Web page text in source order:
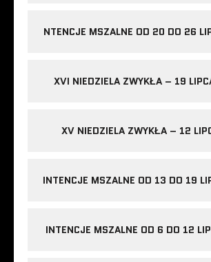
NTENCJE MSZALNE OD 20 DO 26
XVI NIEDZIELA ZWYKŁA – 19
XV NIEDZIELA ZWYKŁA – 12
INTENCJE MSZALNE OD 13 DO 19
INTENCJE MSZALNE OD 6 DO 12